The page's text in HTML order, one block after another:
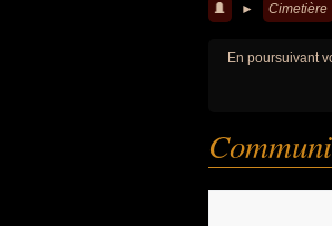
► Cimetière
En poursuivant